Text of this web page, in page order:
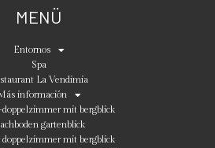
MENÜ
Entornos
Spa
La Vendimia
información
doppelzimmer mit bergblick
gartenblick
doppelzimmer mit bergblick